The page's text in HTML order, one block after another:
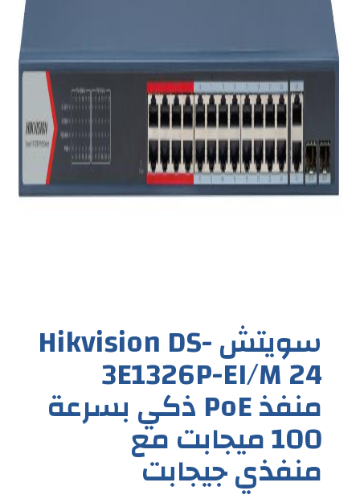
سويتش Hikvision DS-
3E1326P-EI/M 24
منفذ PoE ذكي بسرعة
100 ميجابت مع
منفذي جيجابت